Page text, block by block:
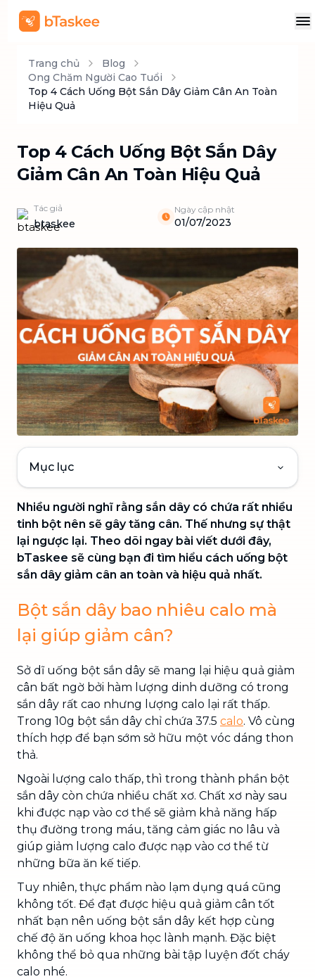
Trang chủ
Blog
Ong Chăm Người Cao Tuổi
Top 4 Cách Uống Bột Sắn Dây Giảm Cân An Toàn
Hiệu Quả
Top 4 Cách Uống Bột Sắn Dây
Giảm Cân An Toàn Hiệu Quả
Tác giả
btaskee
Ngày cập nhật
01/07/2023
Mục lục
Nhiều người nghĩ rằng sắn dây có chứa rất nhiều
tinh bột nên sẽ gây tăng cân. Thế nhưng sự thật
lại ngược lại. Theo dõi ngay bài viết dưới đây,
bTaskee sẽ cùng bạn đi tìm hiểu cách uống bột
sắn dây giảm cân an toàn và hiệu quả nhất.
Bột sắn dây bao nhiêu calo mà
lại giúp giảm cân?
Sở dĩ uống bột sắn dây sẽ mang lại hiệu quả giảm
cân bất ngờ bởi hàm lượng dinh dưỡng có trong
sắn dây rất cao nhưng lượng calo lại rất thấp.
Trong 10g bột sắn dây chỉ chứa 37.5 calo. Vô cùng
thích hợp để bạn sớm sở hữu một vóc dáng thon
thả.
Ngoài lượng calo thấp, thì trong thành phần bột
sắn dây còn chứa nhiều chất xơ. Chất xơ này sau
khi được nạp vào cơ thể sẽ giảm khả năng hấp
thụ đường trong máu, tăng cảm giác no lâu và
giúp giảm lượng calo được nạp vào cơ thể từ
những bữa ăn kế tiếp.
Tuy nhiên, thực phẩm nào lạm dụng quá cũng
không tốt. Để đạt được hiệu quả giảm cân tốt
nhất bạn nên uống bột sắn dây kết hợp cùng
chế độ ăn uống khoa học lành mạnh. Đặc biệt
không thể bỏ qua những bài tập luyện đốt cháy
calo nhé.